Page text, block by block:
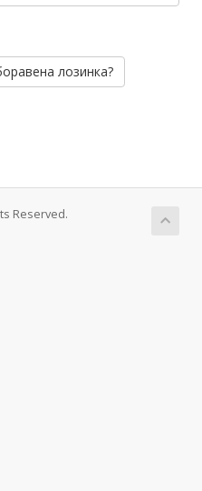
лозинка?
Reserved.